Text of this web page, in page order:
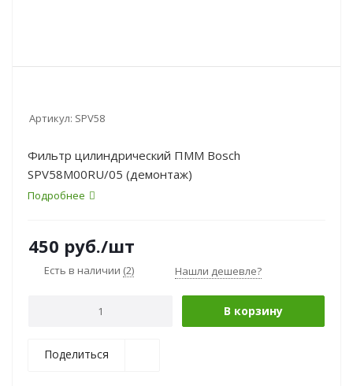
Артикул: SPV58
Фильтр цилиндрический ПММ Bosch
SPV58M00RU/05 (демонтаж)
Подробнее
450 руб./шт
Есть в наличии (2) Нашли дешевле?
В корзину
Поделиться